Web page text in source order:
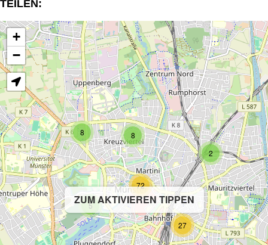
TEILEN:
ZUM AKTIVIEREN TIPPEN
2
8 8
27
5
72
+
−